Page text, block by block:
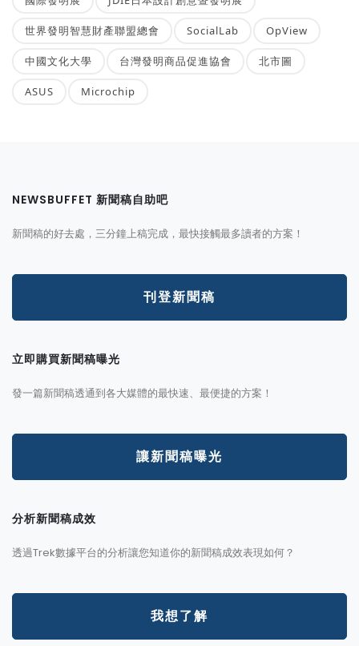
世界發明智慧財產聯盟總會 SocialLab OpView
中國文化大學 台灣發明商品促進協會 北市圖
ASUS Microchip
NEWSBUFFET 新聞稿自助吧
新聞稿的好去處，三分鐘上稿完成，最快接觸最多讀者的方案！
刊登新聞稿
立即購買新聞稿曝光
發一篇新聞稿透通到各大媒體的最快速、最便捷的方案！
讓新聞稿曝光
分析新聞稿成效
透過Trek數據平台的分析讓您知道你的新聞稿成效表現如何？
我想了解